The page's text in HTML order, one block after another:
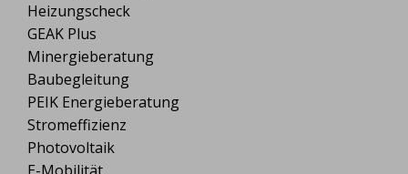
Heizungscheck
GEAK Plus
Minergieberatung
Baubegleitung
PEIK Energieberatung
Stromeffizienz
Photovoltaik